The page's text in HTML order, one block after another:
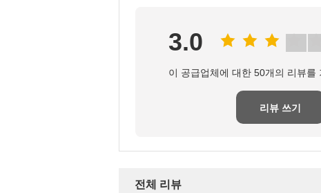
3.0
이 공급업체에 대한 50개의 리뷰를
리뷰 쓰기
전체 리뷰